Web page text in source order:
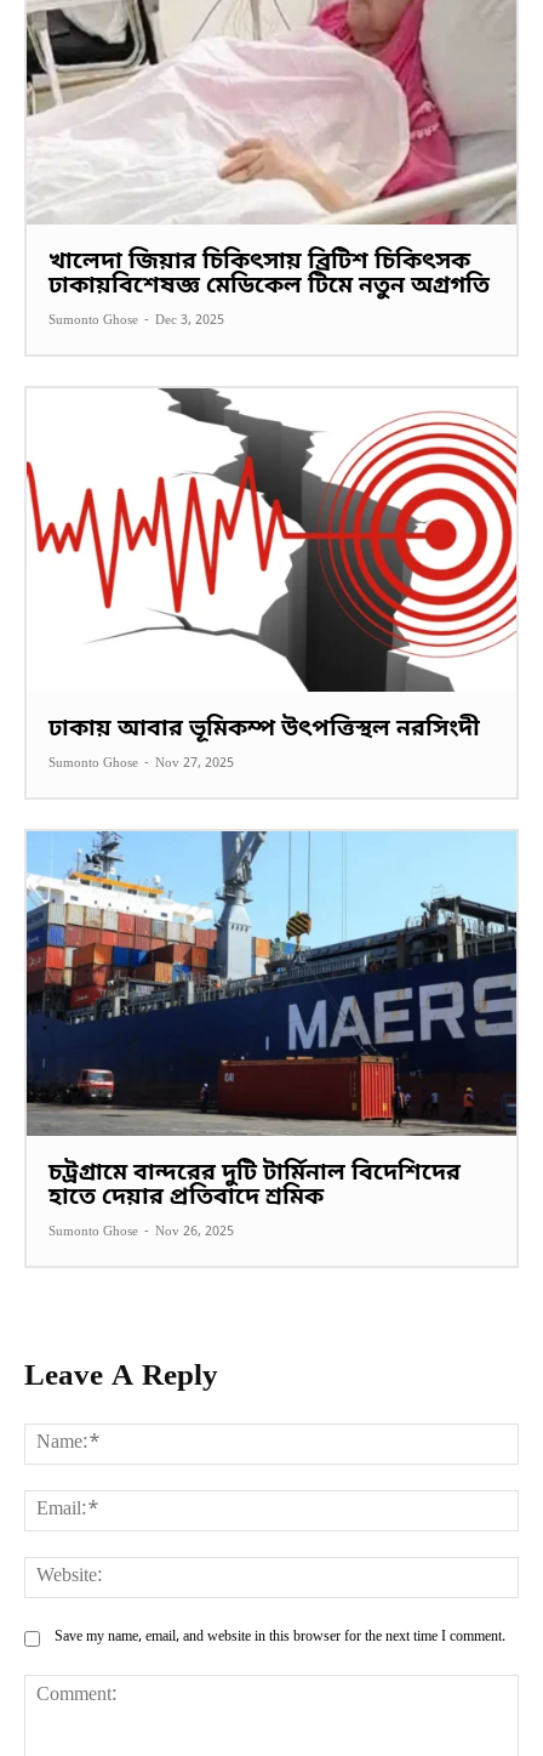
খালেদা জিয়ার চিকিৎসায় ব্রিটিশ চিকিৎসক
ঢাকায়বিশেষজ্ঞ মেডিকেল টিমে নতুন অগ্রগতি
Sumonto Ghose - Dec 3, 2025
ঢাকায় আবার ভূমিকম্প উৎপত্তিস্থল নরসিংদী
Sumonto Ghose - Nov 27, 2025
চট্রগ্রামে বান্দরের দুটি টার্মিনাল বিদেশিদের
হাতে দেয়ার প্রতিবাদে শ্রমিক
Sumonto Ghose - Nov 26, 2025
Leave A Reply
Save my name, email, and website in this browser for the next time I comment.